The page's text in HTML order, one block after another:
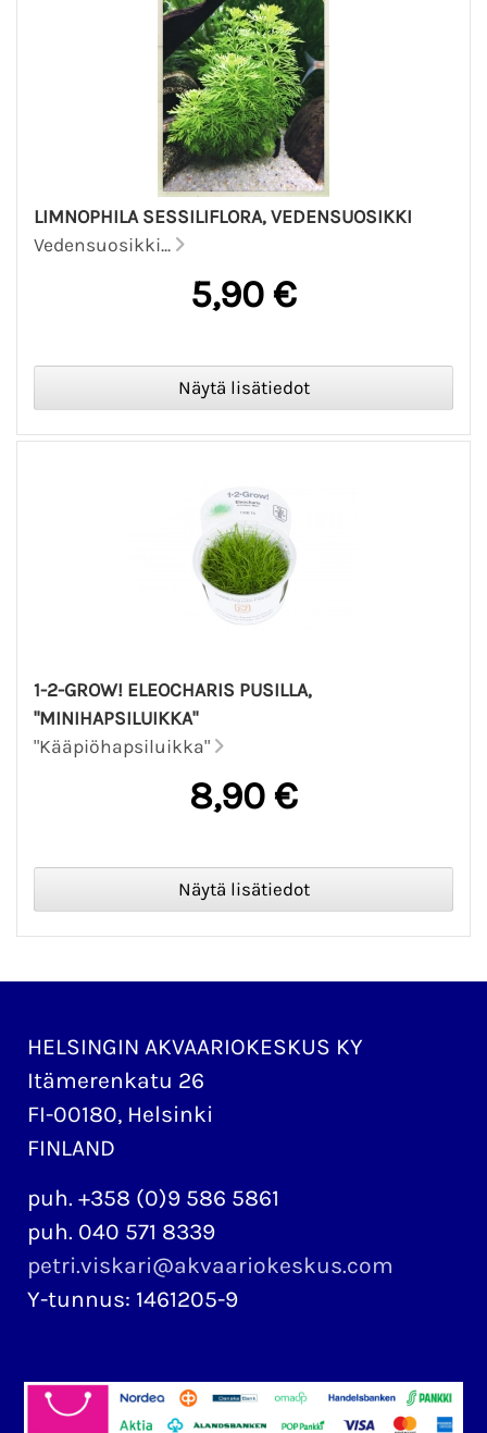
LIMNOPHILA SESSILIFLORA, VEDENSUOSIKKI
Vedensuosikki...
5,90 €
1-2-GROW! ELEOCHARIS PUSILLA,
"MINIHAPSILUIKKA"
"Kääpiöhapsiluikka"
8,90 €
HELSINGIN AKVAARIOKESKUS KY
Itämerenkatu 26
FI-00180, Helsinki
FINLAND
puh. +358 (0)9 586 5861
puh. 040 571 8339
petri.viskari@akvaariokeskus.com
Y-tunnus: 1461205-9